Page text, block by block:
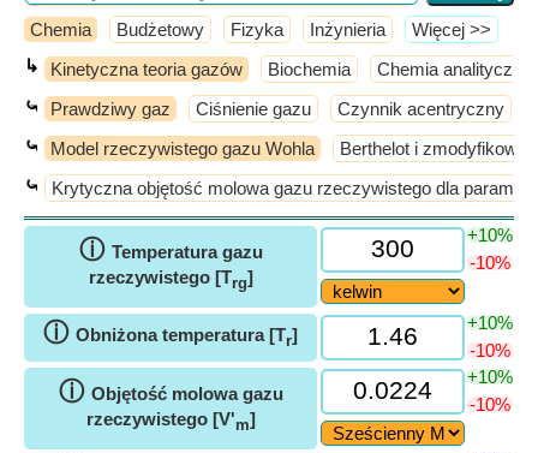
Chemia Budżetowy Fizyka Inżynieria ​Więcej >>
↳ Kinetyczna teoria gazów Biochemia Chemia analityczna
⤿ Prawdziwy gaz Ciśnienie gazu Czynnik acentryczny
⤿ Model rzeczywistego gazu Wohla Berthelot i
⤿ Krytyczna objętość molowa gazu rzeczywistego dla
ⓘ Temperatura gazu
rzeczywistego [Trg]
+10%
-10%
ⓘ Obniżona temperatura [Tr]
+10%
-10%
ⓘ Objętość molowa gazu
rzeczywistego [V'm]
+10%
-10%